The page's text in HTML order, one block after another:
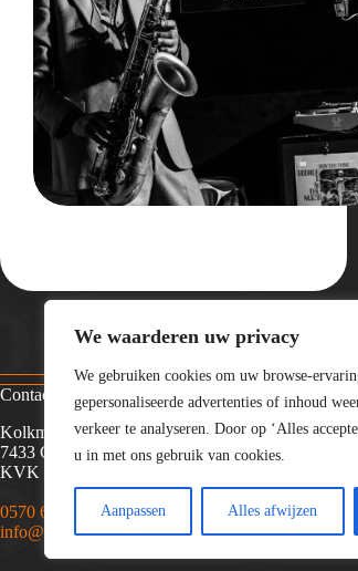
We waarderen uw privacy
We gebruiken cookies om uw browse-
gepersonaliseerde advertenties of inhoud
verkeer te analyseren. Door op ‘Alles
u in met ons gebruik van cookies.
Aanpassen Alles afwijzen
Contact
Kolkmansweg 26
7433 CL Schalkhaar
KVK nummer: 90856562
0570 63 54 75
info@livegigs.nl
Menu
Home
Over ons
Contact